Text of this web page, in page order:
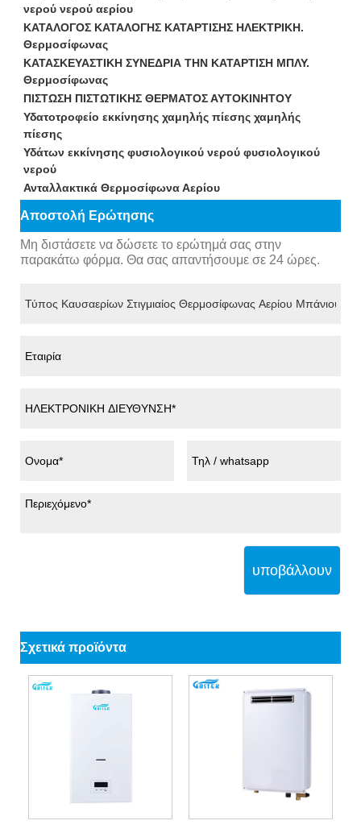
νερού νερού αερίου
ΚΑΤΑΛΟΓΟΣ ΚΑΤΑΛΟΓΗΣ ΚΑΤΑΡΤΙΣΗΣ ΗΛΕΚΤΡΙΚΗ.
Θερμοσίφωνας
ΚΑΤΑΣΚΕΥΑΣΤΙΚΗ ΣΥΝΕΔΡΙΑ ΤΗΝ ΚΑΤΑΡΤΙΣΗ ΜΠΛΥ.
Θερμοσίφωνας
ΠΙΣΤΩΣΗ ΠΙΣΤΩΤΙΚΗΣ ΘΕΡΜΑΤΟΣ ΑΥΤΟΚΙΝΗΤΟΥ
Υδατοτροφείο εκκίνησης χαμηλής πίεσης χαμηλής
πίεσης
Υδάτων εκκίνησης φυσιολογικού νερού φυσιολογικού
νερού
Ανταλλακτικά Θερμοσίφωνα Αερίου
Αποστολή Ερώτησης
Μη διστάσετε να δώσετε το ερώτημά σας στην
παρακάτω φόρμα. Θα σας απαντήσουμε σε 24 ώρες.
υποβάλλουν
Σχετικά προϊόντα